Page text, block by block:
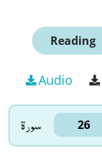
Reading
Audio
سورۃ 26